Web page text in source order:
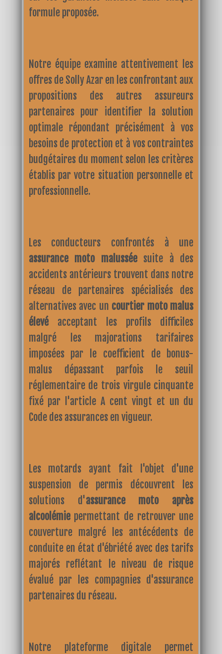
formule proposée.
Notre équipe examine attentivement les
offres de Solly Azar en les confrontant aux
propositions des autres assureurs
partenaires pour identifier la solution
optimale répondant précisément à vos
besoins de protection et à vos contraintes
budgétaires du moment selon les critères
établis par votre situation personnelle et
professionnelle.
Les conducteurs confrontés à une
assurance moto malusséesuite à des
accidents antérieurs trouvent dans notre
réseau de partenaires spécialisés des
alternatives avec un courtier moto malus
élevéacceptant les profils difficiles
malgré les majorations tarifaires
imposées par le coefficient de bonus-
malus dépassant parfois le seuil
réglementaire de trois virgule cinquante
fixé par l'article A cent vingt et un du
Code des assurances en vigueur.
Les motards ayant fait l'objet d'une
suspension de permis découvrent les
solutions d'assurance moto après
alcoolémiepermettant de retrouver une
couverture malgré les antécédents de
conduite en état d'ébriété avec des tarifs
majorés reflétant le niveau de risque
évalué par les compagnies d'assurance
partenaires du réseau.
Notre plateforme digitale permet